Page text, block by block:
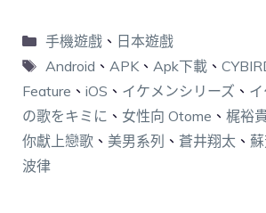
手機遊戲、 日本遊戲
Android 、 APK、 Apk下載、
Feature 、 iOS 、 イケメンシリーズ 、
の歌をキミに 、 女性向 Otome 、 梶裕
你獻上戀歌 、 美男系列 、 蒼井翔太 、
波律